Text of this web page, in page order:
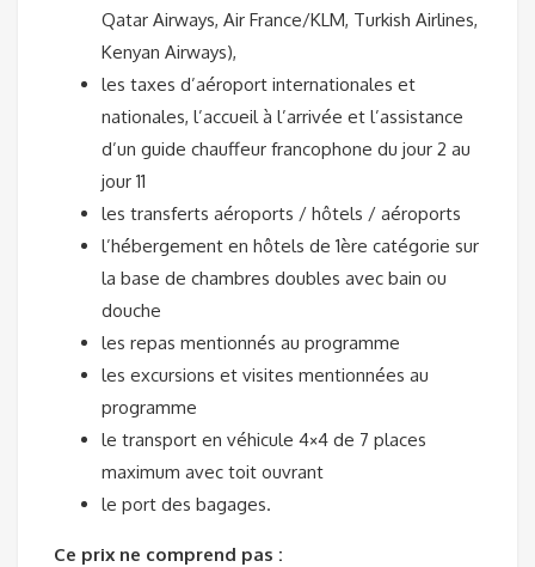
Qatar Airways, Air France/KLM, Turkish Airlines,
Kenyan Airways),
les taxes d’aéroport internationales et
nationales, l’accueil à l’arrivée et l’assistance
d’un guide chauffeur francophone du jour 2 au
jour 11
les transferts aéroports / hôtels / aéroports
l’hébergement en hôtels de 1ère catégorie sur
la base de chambres doubles avec bain ou
douche
les repas mentionnés au programme
les excursions et visites mentionnées au
programme
le transport en véhicule 4×4 de 7 places
maximum avec toit ouvrant
le port des bagages.
Ce prix ne comprend pas :